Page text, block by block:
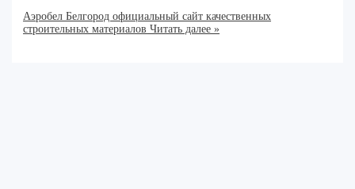
Аэробел Белгород официальный сайт качественных
строительных материалов Читать далее »